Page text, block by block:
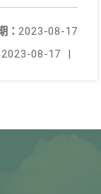
： 2023-08-17
2023-08-17 |